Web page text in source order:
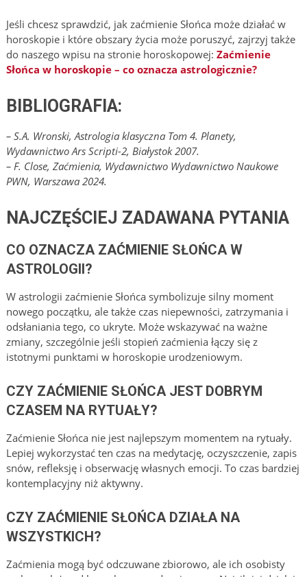
Jeśli chcesz sprawdzić, jak zaćmienie Słońca może działać w
horoskopie i które obszary życia może poruszyć, zajrzyj także
do naszego wpisu na stronie horoskopowej: Zaćmienie
Słońca w horoskopie – co oznacza astrologicznie?
BIBLIOGRAFIA:
– S.A. Wronski, Astrologia klasyczna Tom 4. Planety,
Wydawnictwo Ars Scripti-2, Białystok 2007.
– F. Close, Zaćmienia, Wydawnictwo Wydawnictwo Naukowe
PWN, Warszawa 2024.
NAJCZĘŚCIEJ ZADAWANA PYTANIA
CO OZNACZA ZAĆMIENIE SŁOŃCA W
ASTROLOGII?
W astrologii zaćmienie Słońca symbolizuje silny moment
nowego początku, ale także czas niepewności, zatrzymania i
odsłaniania tego, co ukryte. Może wskazywać na ważne
zmiany, szczególnie jeśli stopień zaćmienia łączy się z
istotnymi punktami w horoskopie urodzeniowym.
CZY ZAĆMIENIE SŁOŃCA JEST DOBRYM
CZASEM NA RYTUAŁY?
Zaćmienie Słońca nie jest najlepszym momentem na rytuały.
Lepiej wykorzystać ten czas na medytację, oczyszczenie, zapis
snów, refleksję i obserwację własnych emocji. To czas bardziej
kontemplacyjny niż aktywny.
CZY ZAĆMIENIE SŁOŃCA DZIAŁA NA
WSZYSTKICH?
Zaćmienia mogą być odczuwane zbiorowo, ale ich osobisty